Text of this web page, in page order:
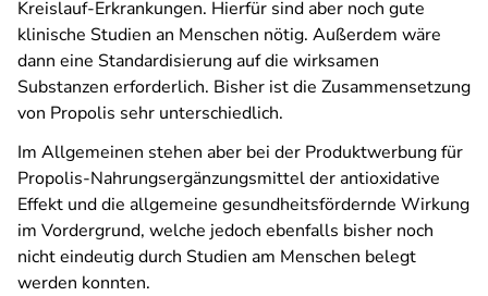
Kreislauf-Erkrankungen. Hierfür sind aber noch gute
klinische Studien an Menschen nötig. Außerdem wäre
dann eine Standardisierung auf die wirksamen
Substanzen erforderlich. Bisher ist die Zusammensetzung
von Propolis sehr unterschiedlich.
Im Allgemeinen stehen aber bei der Produktwerbung für
Propolis-Nahrungsergänzungsmittel der antioxidative
Effekt und die allgemeine gesundheitsfördernde Wirkung
im Vordergrund, welche jedoch ebenfalls bisher noch
nicht eindeutig durch Studien am Menschen belegt
werden konnten.